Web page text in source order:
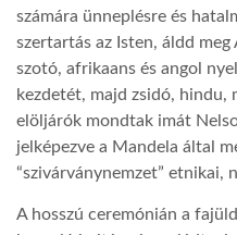
számára ünneplésre és
szertartás az Isten, áldd
szotó, afrikaans és angol
kezdetét, majd zsidó, hindu,
elöljárók mondtak imát
jelképezve a Mandela által
“szivárványnemzet” etnikai,
A hosszú ceremónián a